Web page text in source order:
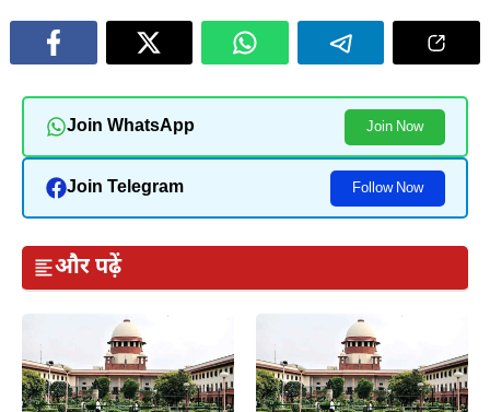
Join WhatsApp Join Now
Join Telegram Follow Now
और पढ़ें